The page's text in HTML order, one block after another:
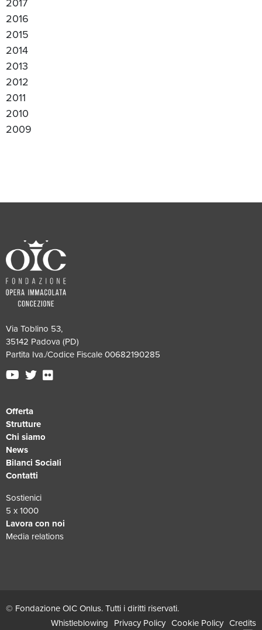
2017
2016
2015
2014
2013
2012
2011
2010
2009
Via Toblino 53,
35142 Padova (PD)
Partita Iva./Codice Fiscale 00682190285
Offerta
Strutture
Chi siamo
News
Bilanci Sociali
Contatti
Sostienici
5 x 1000
Lavora con noi
Media relations
© Fondazione OIC Onlus. Tutti i diritti riservati.
Whistleblowing
Privacy Policy Cookie Policy Credits